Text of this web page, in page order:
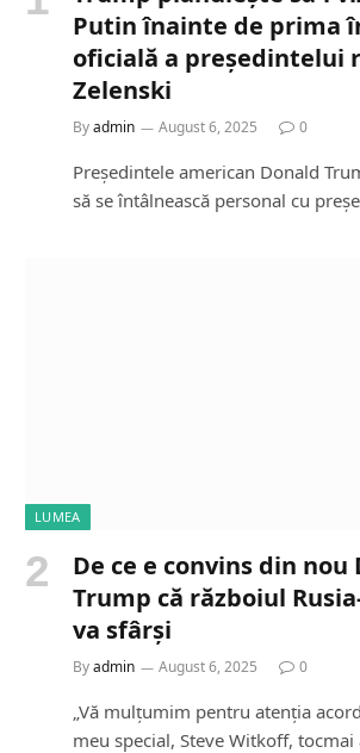
Putin înainte de prima
oficială a președintelui
Zelenski
Byadmin August 6, 2025 0
Președintele american Donald
să se întâlnească personal cu
LUMEA
De ce e convins din nou
Trump că războiul
va sfârși
Byadmin August 6, 2025 0
„Vă mulțumim pentru atenția
meu special, Steve Witkoff,